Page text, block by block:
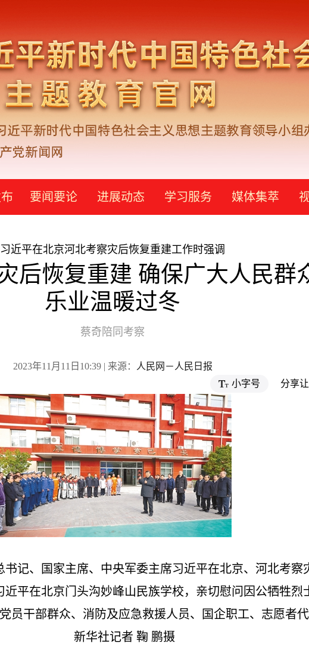
要闻要论 进展动态 学习服务 媒体集萃
习近平在北京河北考察灾后恢复重建工作时强调
后恢复重建 确保广大人民群
乐业温暖过冬
蔡奇陪同考察
2023年11月11日10:39 | 来源：
人民网－人民日报
小字号
分享
记、国家主席、中央军委主席习近平在北京、河北考察
近平在北京门头沟妙峰山民族学校，亲切慰问因公牺牲烈
员干部群众、消防及应急救援人员、国企职工、志愿者代
新华社记者 鞠 鹏摄